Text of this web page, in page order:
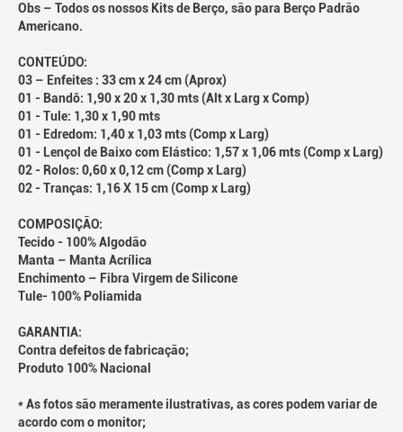
Obs – Todos os nossos Kits de Berço, são para Berço Padrão
Americano.
CONTEÚDO:
03 – Enfeites : 33 cm x 24 cm (Aprox)
01 - Bandô: 1,90 x 20 x 1,30 mts (Alt x Larg x Comp)
01 - Tule: 1,30 x 1,90 mts
01 - Edredom: 1,40 x 1,03 mts (Comp x Larg)
01 - Lençol de Baixo com Elástico: 1,57 x 1,06 mts (Comp x Larg)
02 - Rolos: 0,60 x 0,12 cm (Comp x Larg)
02 - Tranças: 1,16 X 15 cm (Comp x Larg)
COMPOSIÇÃO:
Tecido - 100% Algodão
Manta – Manta Acrílica
Enchimento – Fibra Virgem de Silicone
Tule- 100% Poliamida
GARANTIA:
Contra defeitos de fabricação;
Produto 100% Nacional
* As fotos são meramente ilustrativas, as cores podem variar de
acordo com o monitor;